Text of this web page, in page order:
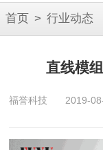
首页 > 行业动态
直线模
福誉科技 2019-